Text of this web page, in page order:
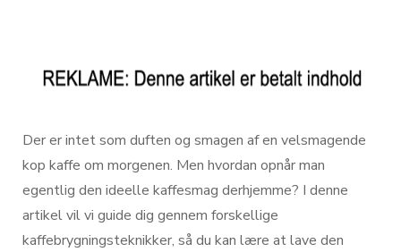
Der er intet som duften og smagen af en velsmagende
kop kaffe om morgenen. Men hvordan opnår man
egentlig den ideelle kaffesmag derhjemme? I denne
artikel vil vi guide dig gennem forskellige
kaffebrygningsteknikker, så du kan lære at lave den